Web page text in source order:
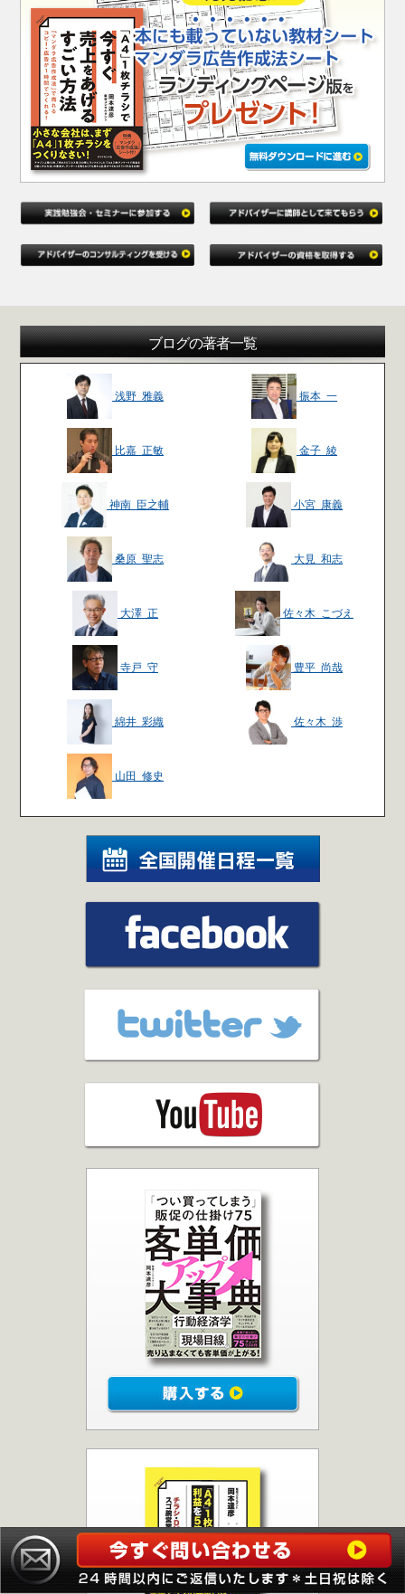
ブログの著者一覧
浅野 雅義 振本 一
比嘉 正敏 金子 綾
神南 臣之輔 小宮 康義
桑原 聖志 大見 和志
大澤 正 佐々木 こづえ
寺戸 守 豊平 尚哉
綿井 彩織 佐々木 渉
山田 修史